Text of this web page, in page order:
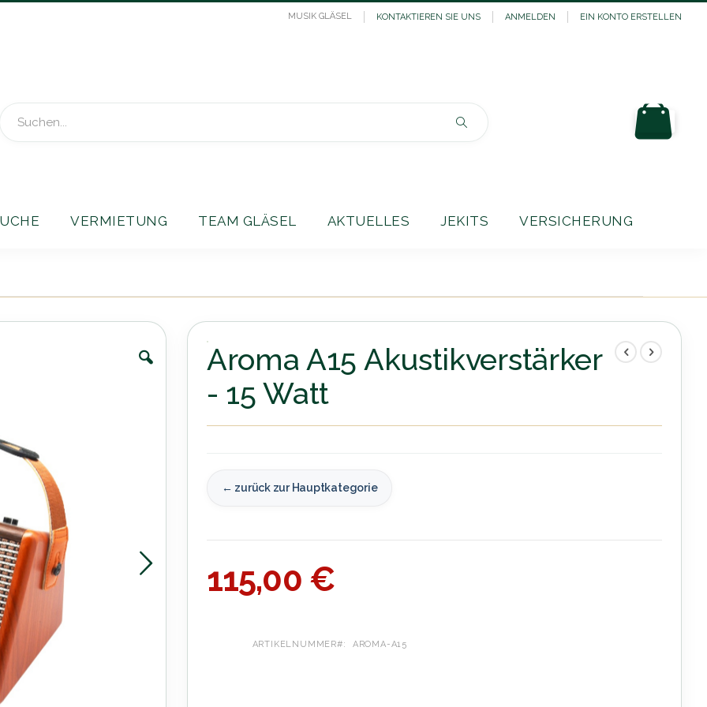
MUSIK GLÄSEL KONTAKTIEREN SIE UNS ANMELDEN EIN KONTO ERSTELLEN
VERMIETUNG TEAM GLÄSEL AKTUELLES JEKITS VERSICHERUNG
Aroma A15 Akustikverstärker
- 15 Watt
← zurück zur Hauptkategorie
115,00 €
ARTIKELNUMMER AROMA-A15